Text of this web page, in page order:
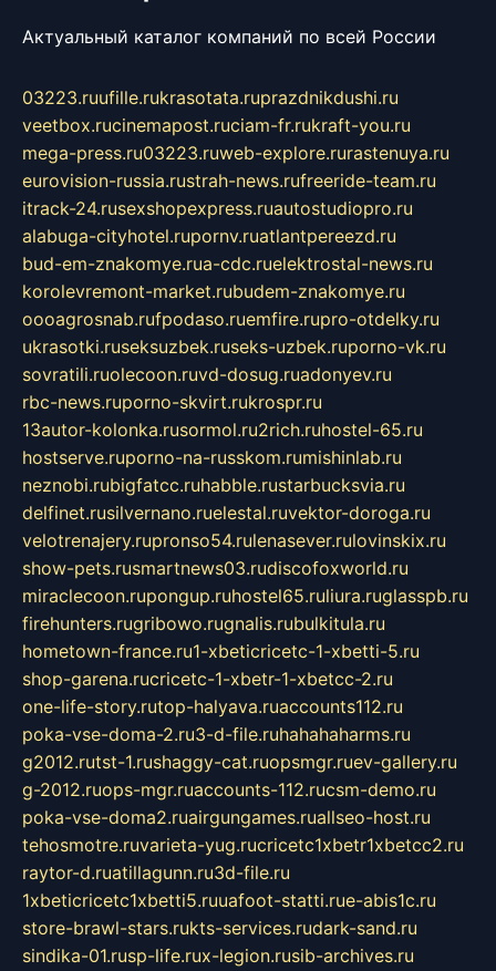
Актуальный каталог компаний по всей России
03223.ruufille.rukrasotata.ruprazdnikdushi.ru
veetbox.rucinemapost.ruciam-fr.rukraft-you.ru
mega-press.ru03223.ruweb-explore.rurastenuya.ru
eurovision-russia.rustrah-news.rufreeride-team.ru
itrack-24.rusexshopexpress.ruautostudiopro.ru
alabuga-cityhotel.rupornv.ruatlantpereezd.ru
bud-em-znakomye.rua-cdc.ruelektrostal-news.ru
korolevremont-market.rubudem-znakomye.ru
oooagrosnab.rufpodaso.ruemfire.rupro-otdelky.ru
ukrasotki.ruseksuzbek.ruseks-uzbek.ruporno-vk.ru
sovratili.ruolecoon.ruvd-dosug.ruadonyev.ru
rbc-news.ruporno-skvirt.rukrospr.ru
13autor-kolonka.rusormol.ru2rich.ruhostel-65.ru
hostserve.ruporno-na-russkom.rumishinlab.ru
neznobi.rubigfatcc.ruhabble.rustarbucksvia.ru
delfinet.rusilvernano.ruelestal.ruvektor-doroga.ru
velotrenajery.rupronso54.rulenasever.rulovinskix.ru
show-pets.rusmartnews03.rudiscofoxworld.ru
miraclecoon.rupongup.ruhostel65.ruliura.ruglasspb.ru
firehunters.rugribowo.rugnalis.rubulkitula.ru
hometown-france.ru1-xbeticricetc-1-xbetti-5.ru
shop-garena.rucricetc-1-xbetr-1-xbetcc-2.ru
one-life-story.rutop-halyava.ruaccounts112.ru
poka-vse-doma-2.ru3-d-file.ruhahahaharms.ru
g2012.rutst-1.rushaggy-cat.ruopsmgr.ruev-gallery.ru
g-2012.ruops-mgr.ruaccounts-112.rucsm-demo.ru
poka-vse-doma2.ruairgungames.ruallseo-host.ru
tehosmotre.ruvarieta-yug.rucricetc1xbetr1xbetcc2.ru
raytor-d.ruatillagunn.ru3d-file.ru
1xbeticricetc1xbetti5.ruuafoot-statti.rue-abis1c.ru
store-brawl-stars.rukts-services.rudark-sand.ru
sindika-01.rusp-life.rux-legion.rusib-archives.ru